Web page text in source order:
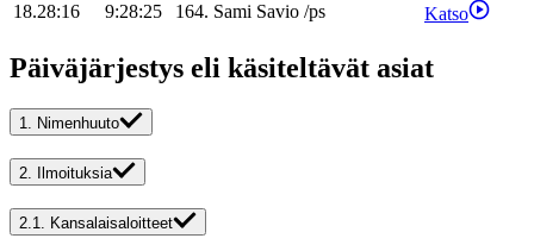
18.28:16
9:28:25 164. Sami Savio /ps Katso
Päiväjärjestys eli käsiteltävät asiat
1. Nimenhuuto
2. Ilmoituksia
2.1. Kansalaisaloitteet